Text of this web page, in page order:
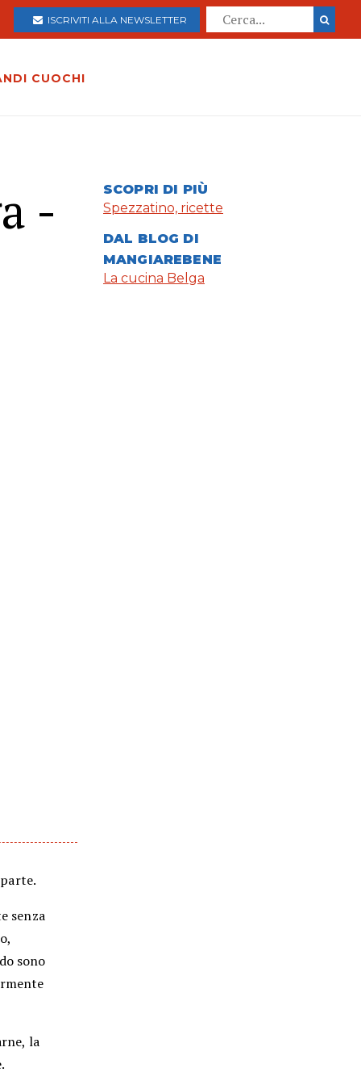
ISCRIVITI ALLA NEWSLETTER
CUOCHI
-
senza
sono
la
SCOPRI DI PIÙ
Spezzatino, ricette
DAL BLOG DI
MANGIAREBENE
La cucina Belga